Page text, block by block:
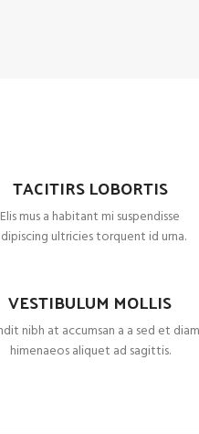
TACITIRS LOBORTIS
Elis mus a habitant mi suspendisse
ultricies torquent id urna.
VESTIBULUM MOLLIS
nibh at accumsan a a sed et diam
himenaeos aliquet ad sagittis.